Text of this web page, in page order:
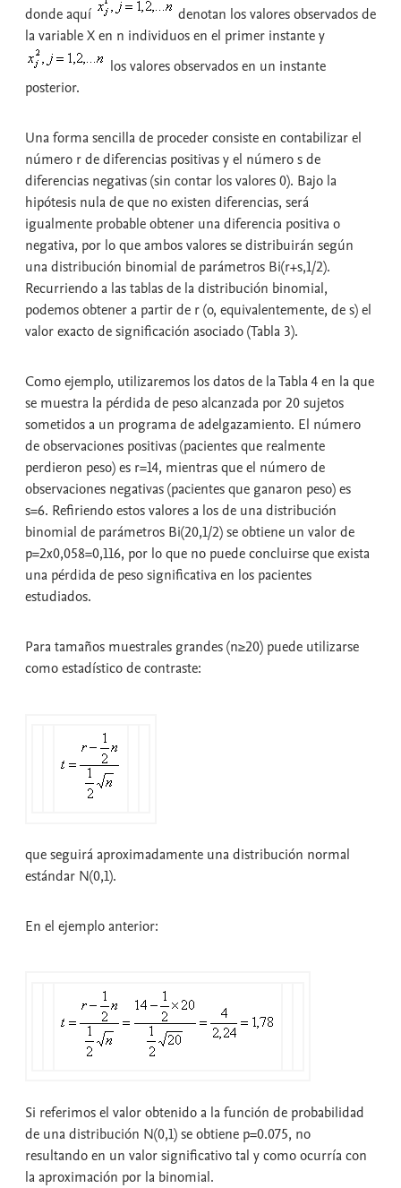
donde aquí
denotan los valores observados de
la variable X en n individuos en el primer instante y
los valores observados en un instante
posterior.
Una forma sencilla de proceder consiste en contabilizar el
número rde diferencias positivas y el númerosde
diferencias negativas (sin contar los valores 0). Bajo la
hipótesis nula de que no existen diferencias, será
igualmente probable obtener una diferencia positiva o
negativa, por lo que ambos valores se distribuirán según
una distribución binomial de parámetros Bi(r+s,1/2).
Recurriendo a las tablas de la distribución binomial,
podemos obtener a partir de r (o, equivalentemente, de s) el
valor exacto de significación asociado (Tabla 3).
Como ejemplo, utilizaremos los datos de la Tabla 4 en la que
se muestra la pérdida de peso alcanzada por 20 sujetos
sometidos a un programa de adelgazamiento. El número
de observaciones positivas (pacientes que realmente
perdieron peso) es r=14, mientras que el número de
observaciones negativas (pacientes que ganaron peso) es
s=6. Refiriendo estos valores a los de una distribución
binomial de parámetros Bi(20,1/2) se obtiene un valor de
p=2x0,058=0,116, por lo que no puede concluirse que exista
una pérdida de peso significativa en los pacientes
estudiados.
Para tamaños muestrales grandes (n≥20) puede utilizarse
como estadístico de contraste:
que seguirá aproximadamente una distribución normal
estándar N(0,1).
En el ejemplo anterior:
Si referimos el valor obtenido a la función de probabilidad
de una distribución N(0,1) se obtiene p=0.075, no
resultando en un valor significativo tal y como ocurría con
la aproximación por la binomial.